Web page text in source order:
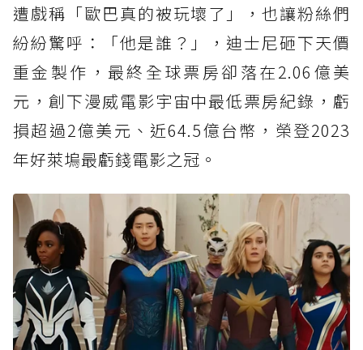
遭戲稱「歐巴真的被玩壞了」，也讓粉絲們
紛紛驚呼：「他是誰？」，迪士尼砸下天價
重金製作，最終全球票房卻落在2.06億美
元，創下漫威電影宇宙中最低票房紀錄，虧
損超過2億美元、近64.5億台幣，榮登2023
年好萊塢最虧錢電影之冠。